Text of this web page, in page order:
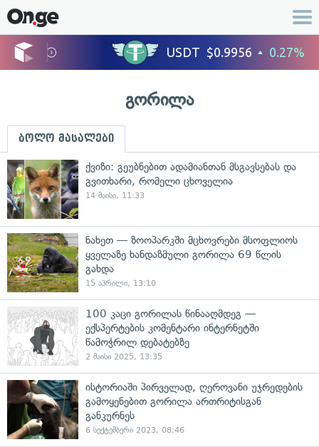
გორილა
ბოლო მასალები
ქვიზი: გეუბნებით ადამიანთან მსგავსებას და
გვითხარი, რომელი ცხოველია
14 მაისი, 11:33
ნახეთ — ზოოპარკში მცხოვრები მსოფლიოს
ყველაზე ხანდაზმული გორილა 69 წლის
გახდა
15 აპრილი, 13:10
100 კაცი გორილას წინააღმდეგ —
ექსპერტების კომენტარი ინტერნეტში
წამოჭრილ დებატებზე
2 მაისი 2025, 13:35
ისტორიაში პირველად, ღეროვანი უჯრედების
გამოყენებით გორილა ართრიტისგან
განკურნეს
6 სექტემბერი 2023, 08:46